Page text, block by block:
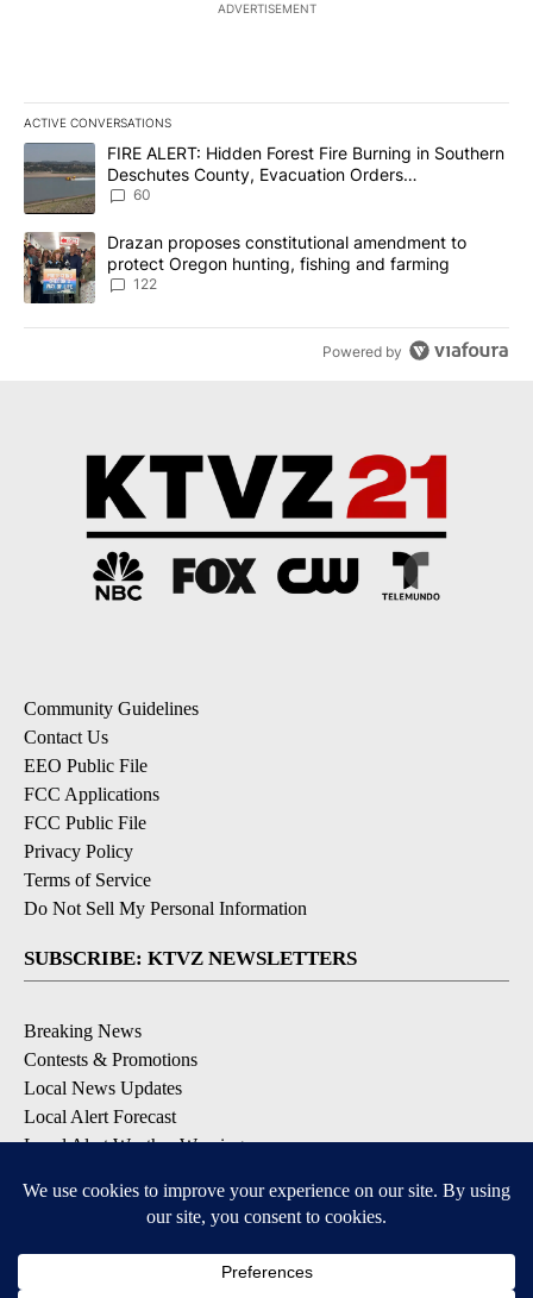
ADVERTISEMENT
ACTIVE CONVERSATIONS
The following is a list of the most commented articles in the last
A trending article titled "FIRE ALERT: Hidden Forest Fire
FIRE ALERT: Hidden Forest Fire Burning in Southern
Deschutes County, Evacuation Orders
Implemented
60
A trending article titled "Drazan proposes constitutional
Drazan proposes constitutional amendment to
protect Oregon hunting, fishing and farming
122
Powered by
Community Guidelines
Contact Us
EEO Public File
FCC Applications
FCC Public File
Privacy Policy
Terms of Service
Do Not Sell My Personal Information
SUBSCRIBE: KTVZ NEWSLETTERS
Breaking News
Contests & Promotions
Local News Updates
Local Alert Forecast
Local Alert Weather Warnings
DOWNLOAD: KTVZ APPS
Apple & Google Play Stores